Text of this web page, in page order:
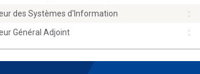
des Systèmes d'Information
:
Général Adjoint
: